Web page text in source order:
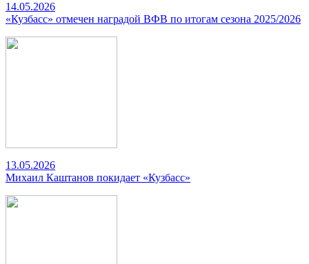
14.05.2026
«Кузбасс» отмечен наградой ВФВ по итогам сезона 2025/2026
13.05.2026
Михаил Каштанов покидает «Кузбасс»